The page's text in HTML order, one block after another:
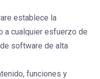
establece la
a cualquier esfuerzo de
software de alta
funciones y